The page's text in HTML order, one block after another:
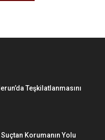
Teşkilatlanmasını
Korumanın Yolu